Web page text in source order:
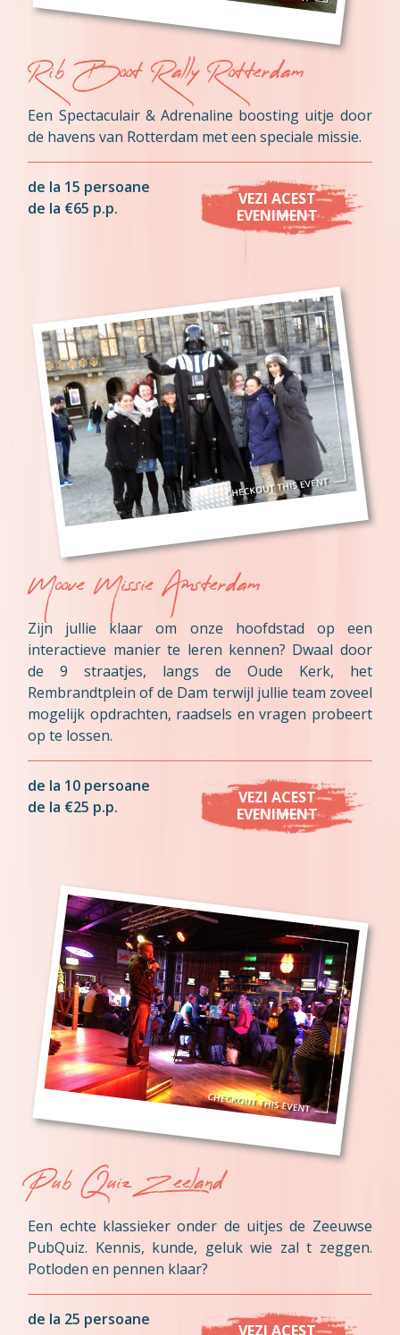
Rib Boot Rally Rotterdam
Een Spectaculair & Adrenaline boosting uitje door
de havens van Rotterdam met een speciale missie.
de la 15 persoane
de la €65 p.p.
VEZI ACEST
EVENIMENT
Moove Missie Amsterdam
Zijn jullie klaar om onze hoofdstad op een
interactieve manier te leren kennen? Dwaal door
de 9 straatjes, langs de Oude Kerk, het
Rembrandtplein of de Dam terwijl jullie team zoveel
mogelijk opdrachten, raadsels en vragen probeert
op te lossen.
de la 10 persoane
de la €25 p.p.
VEZI ACEST
EVENIMENT
Pub Quiz Zeeland
Een echte klassieker onder de uitjes de Zeeuwse
PubQuiz. Kennis, kunde, geluk wie zal t zeggen.
Potloden en pennen klaar?
de la 25 persoane
VEZI ACEST